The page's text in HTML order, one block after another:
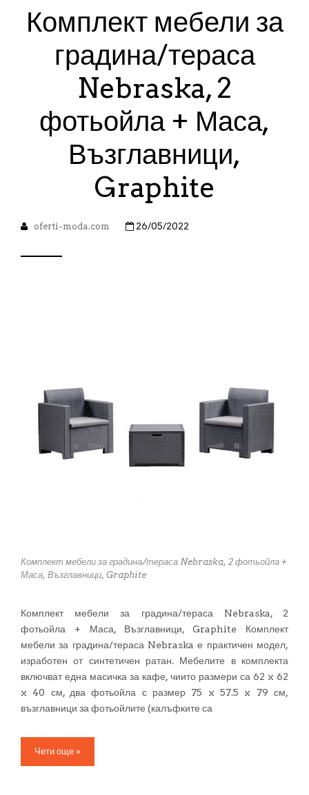
Комплект мебели за
градина/тераса
Nebraska, 2
фотьойла + Маса,
Възглавници,
Graphite
oferti-moda.com 26/05/2022
Комплект мебели за градина/тераса Nebraska, 2 фотьойла +
Маса, Възглавници, Graphite
Комплект мебели за градина/тераса Nebraska, 2
фотьойла + Маса, Възглавници, Graphite Комплект
мебели за градина/тераса Nebraska е практичен модел,
изработен от синтетичен ратан. Мебелите в комплекта
включват една масичка за кафе, чиито размери са 62 x 62
x 40 см, два фотьойла с размер 75 x 57.5 x 79 см,
възглавници за фотьойлите (калъфките са
Чети още »